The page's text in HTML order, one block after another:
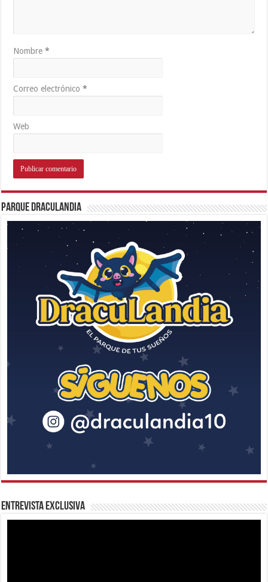
Nombre*
Correo electrónico*
Web
Parque Draculandia
Entrevista Exclusiva